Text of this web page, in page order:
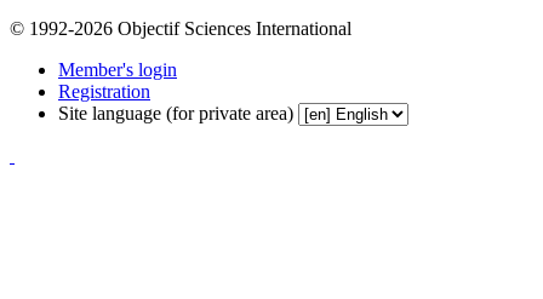
© 1992-2026 Objectif Sciences International
Member's login
Registration
Site language (for private area)